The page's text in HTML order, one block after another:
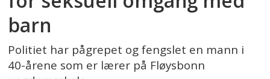
barn
Politiet har pågrepet og fengslet en mann i
40-årene som er lærer på Fløysbonn